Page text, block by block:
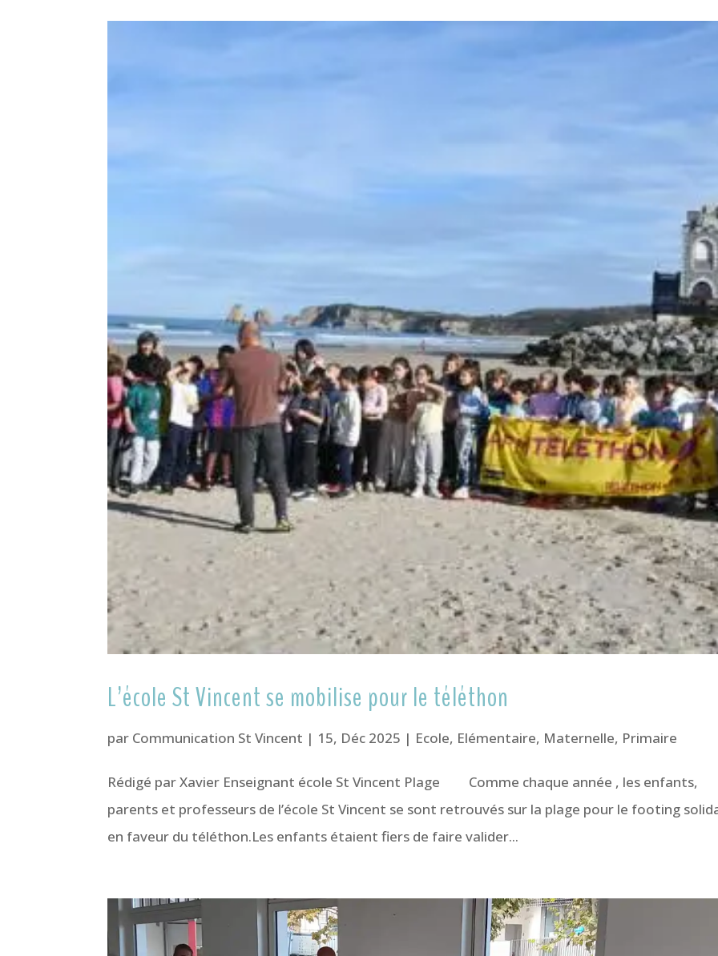
L’école St Vincent se mobilise pour le téléthon
par Communication St Vincent | 15, Déc 2025 | Ecole, Elémentaire, Maternelle, Primaire
Rédigé par Xavier Enseignant école St Vincent Plage Comme chaque année , les enfants,
parents et professeurs de l’école St Vincent se sont retrouvés sur la plage pour le footing
en faveur du téléthon.Les enfants étaient fiers de faire valider...